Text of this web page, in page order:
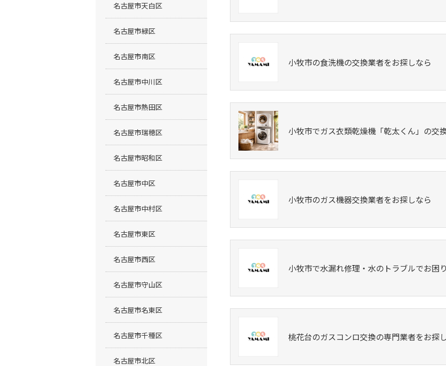
小牧市の食洗機の交換業者をお探しなら
小牧市でガス衣類乾燥機「乾太くん」の交
小牧市のガス機器交換業者をお探しなら
小牧市で水漏れ修理・水のトラブルでお困
桃花台のガスコンロ交換の専門業者をお探
名古屋市天白区
名古屋市緑区
名古屋市南区
名古屋市中川区
名古屋市熱田区
名古屋市瑞穂区
名古屋市昭和区
名古屋市中区
名古屋市中村区
名古屋市東区
名古屋市西区
名古屋市守山区
名古屋市名東区
名古屋市千種区
名古屋市北区